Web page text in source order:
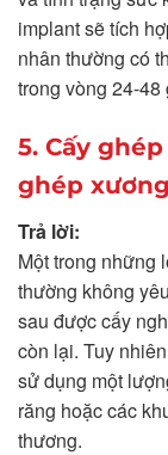
implant sẽ tích
nhân thường có
trong vòng 24-
5. Cấy
ghép
Trả lời:
Một trong những
thường không
sau được cấy
còn lại. Tuy
sử dụng một
răng hoặc các
thương.